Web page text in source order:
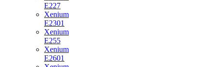
E227
Xenium
E2301
Xenium
E255
Xenium
E2601